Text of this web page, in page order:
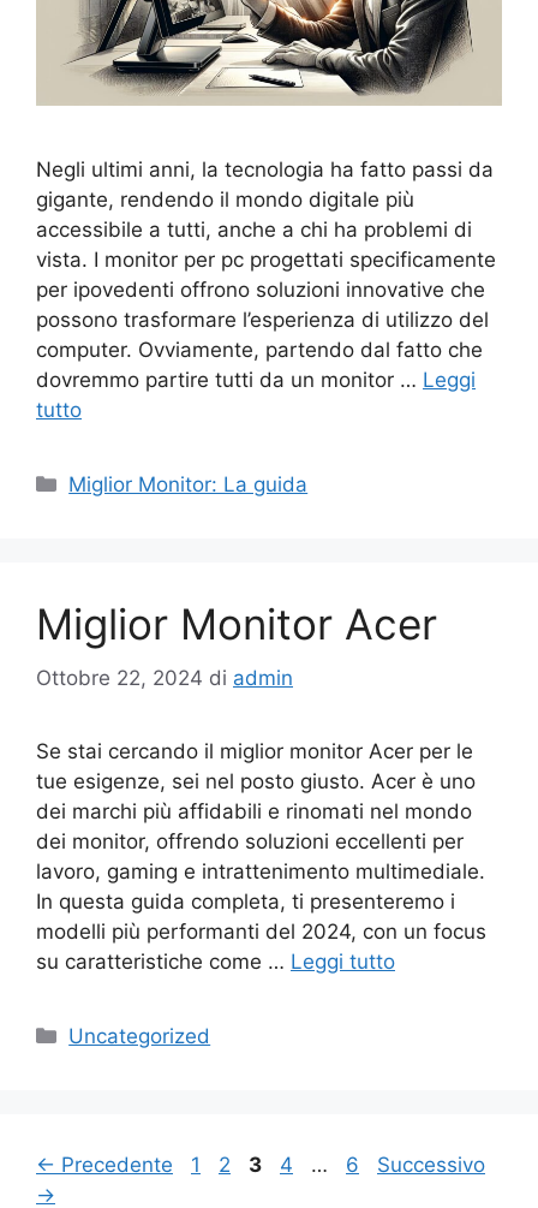
Negli ultimi anni, la tecnologia ha fatto passi da
gigante, rendendo il mondo digitale più
accessibile a tutti, anche a chi ha problemi di
vista. I monitor per pc progettati specificamente
per ipovedenti offrono soluzioni innovative che
possono trasformare l’esperienza di utilizzo del
computer. Ovviamente, partendo dal fatto che
dovremmo partire tutti da un monitor … Leggi
tutto
Categorie
Miglior Monitor: La guida
Miglior Monitor Acer
Ottobre 22, 2024 di admin
Se stai cercando il miglior monitor Acer per le
tue esigenze, sei nel posto giusto. Acer è uno
dei marchi più affidabili e rinomati nel mondo
dei monitor, offrendo soluzioni eccellenti per
lavoro, gaming e intrattenimento multimediale.
In questa guida completa, ti presenteremo i
modelli più performanti del 2024, con un focus
su caratteristiche come … Leggi tutto
Categorie
Uncategorized
← Precedente Pagina
1 Pagina
2 Pagina
3 Pagina
4 … Pagina
6
Successivo
→